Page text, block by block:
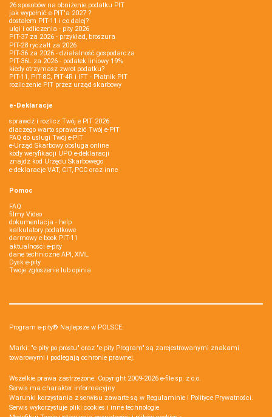
26 sposobów na obniżenie podatku PIT
jak wypełnić e-PIT'a 2027 ?
dostałem PIT-11 i co dalej?
ulgi i odliczenia - pity 2026
PIT-37 za 2026 - przykład, broszura
PIT-28 ryczałt za 2026
PIT-36 za 2026 - działalność gospodarcza
PIT-36L za 2026 - podatek liniowy 19%
kiedy otrzymasz zwrot podatku?
PIT-11, PIT-8C, PIT-4R i IFT - Płatnik PIT
rozliczenie PIT przez urząd skarbowy
e-Deklaracje
sprawdź i rozlicz Twój e PIT 2026
dlaczego warto sprawdzić Twój e-PIT
FAQ do usługi Twój e-PIT
e-Urząd Skarbowy obsługa online
kody weryfikacji UPO e-deklaracji
znajdź kod Urzędu Skarbowego
e-deklaracje VAT, CIT, PCC oraz inne
Pomoc
FAQ
filmy Video
dokumentacja - help
kalkulatory podatkowe
darmowy e-book PIT-11
aktualności e-pity
dane techniczne API, XML
Dysk e-pity
Twoje zgłoszenie lub opinia
Program e-pity® Najlepsze w POLSCE.
Marki: "e-pity po prostu" oraz "e-pity Program" są zarejestrowanymi znakami
towarowymi i podlegają ochronie prawnej.
Wszelkie prawa zastrzeżone. Copyright 2009-2026 e-file sp. z o.o.
Serwis ma charakter informacyjny.
Warunki korzystania z serwisu zawarte są w Regulaminie i Polityce Prywatności.
Serwis wykorzystuje pliki cookies i inne technologie.